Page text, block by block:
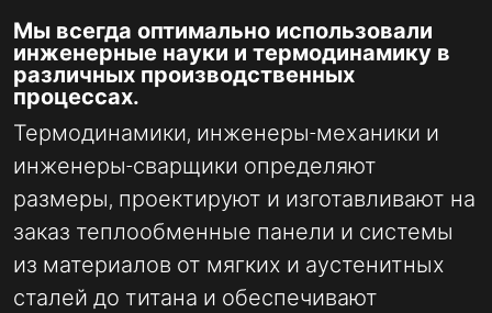
Мы всегда оптимально использовали
инженерные науки и термодинамику в
различных производственных
процессах.
Термодинамики, инженеры-механики и
инженеры-сварщики определяют
размеры, проектируют и изготавливают на
заказ теплообменные панели и системы
из материалов от мягких и аустенитных
сталей до титана и обеспечивают